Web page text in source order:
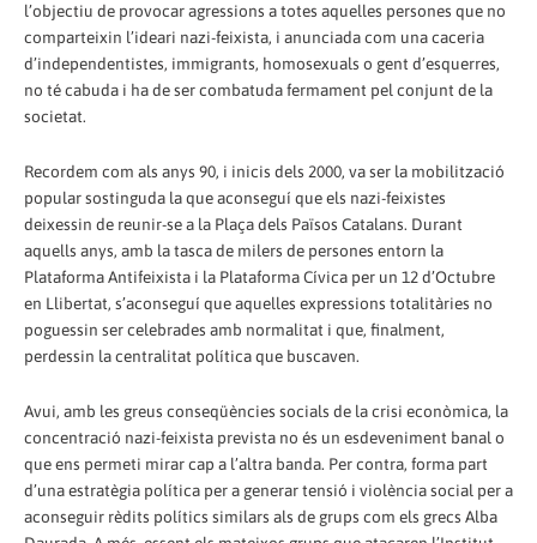
l’objectiu de provocar agressions a totes aquelles persones que no
comparteixin l’ideari nazi-feixista, i anunciada com una caceria
d’independentistes, immigrants, homosexuals o gent d’esquerres,
no té cabuda i ha de ser combatuda fermament pel conjunt de la
societat.
Recordem com als anys 90, i inicis dels 2000, va ser la mobilització
popular sostinguda la que aconseguí que els nazi-feixistes
deixessin de reunir-se a la Plaça dels Països Catalans. Durant
aquells anys, amb la tasca de milers de persones entorn la
Plataforma Antifeixista i la Plataforma Cívica per un 12 d’Octubre
en Llibertat, s’aconseguí que aquelles expressions totalitàries no
poguessin ser celebrades amb normalitat i que, finalment,
perdessin la centralitat política que buscaven.
Avui, amb les greus conseqüències socials de la crisi econòmica, la
concentració nazi-feixista prevista no és un esdeveniment banal o
que ens permeti mirar cap a l’altra banda. Per contra, forma part
d’una estratègia política per a generar tensió i violència social per a
aconseguir rèdits polítics similars als de grups com els grecs Alba